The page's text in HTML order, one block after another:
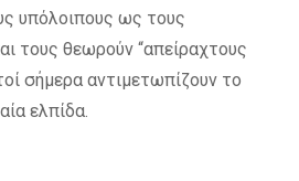
υπόλοιπους ως τους
τους θεωρούν “απείραχτους
σήμερα αντιμετωπίζουν το
ελπίδα.